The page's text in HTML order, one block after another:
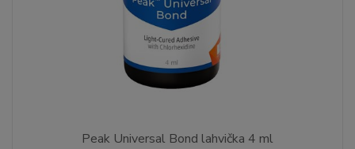
Peak Universal Bond lahvička 4 ml